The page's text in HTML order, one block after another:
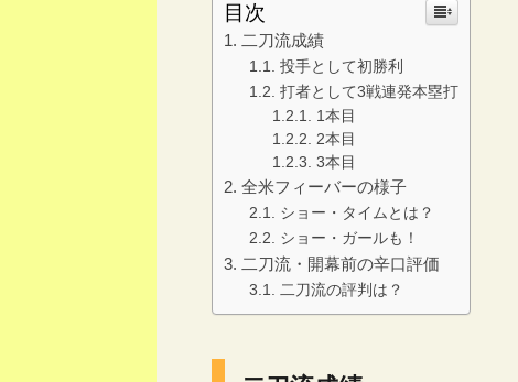
目次
二刀流成績
投手として初勝利
打者として3戦連発本塁打
1本目
2本目
3本目
全米フィーバーの様子
ショー・タイムとは？
ショー・ガールも！
二刀流・開幕前の辛口評価
二刀流の評判は？